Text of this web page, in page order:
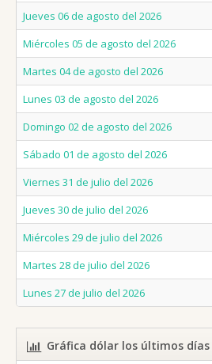
Jueves 06 de agosto del 2026
Miércoles 05 de agosto del 2026
Martes 04 de agosto del 2026
Lunes 03 de agosto del 2026
Domingo 02 de agosto del 2026
Sábado 01 de agosto del 2026
Viernes 31 de julio del 2026
Jueves 30 de julio del 2026
Miércoles 29 de julio del 2026
Martes 28 de julio del 2026
Lunes 27 de julio del 2026
Gráfica dólar los últimos días